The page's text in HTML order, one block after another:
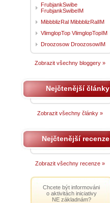
FrubjankSwibe
FrubjankSwibeIM
MibbblizRal MibbblizRalIM
VlimglopTop VlimglopTopIM
Droozosow DroozosowIM
Zobrazit všechny bloggery »
Nejčtenější články
Zobrazit všechny články »
Nejčtenější recenze
Zobrazit všechny recenze »
Chcete být informováni
o aktivitách iniciativy
NE základnám?